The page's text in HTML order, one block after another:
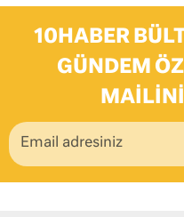
10HABER
GÜNDEM